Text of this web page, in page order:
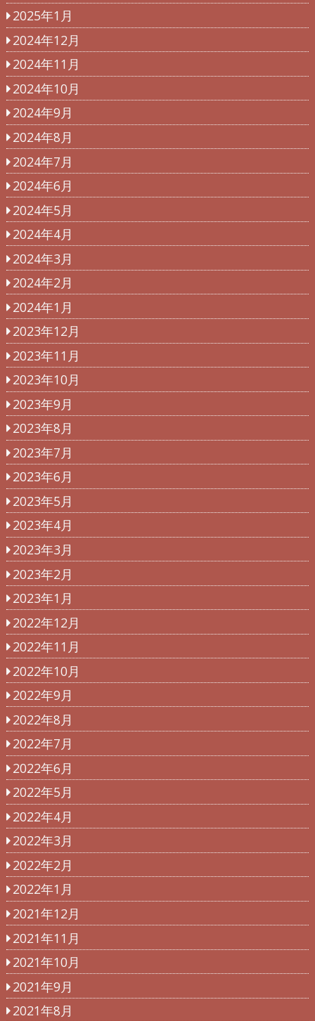
2025年1月
2024年12月
2024年11月
2024年10月
2024年9月
2024年8月
2024年7月
2024年6月
2024年5月
2024年4月
2024年3月
2024年2月
2024年1月
2023年12月
2023年11月
2023年10月
2023年9月
2023年8月
2023年7月
2023年6月
2023年5月
2023年4月
2023年3月
2023年2月
2023年1月
2022年12月
2022年11月
2022年10月
2022年9月
2022年8月
2022年7月
2022年6月
2022年5月
2022年4月
2022年3月
2022年2月
2022年1月
2021年12月
2021年11月
2021年10月
2021年9月
2021年8月